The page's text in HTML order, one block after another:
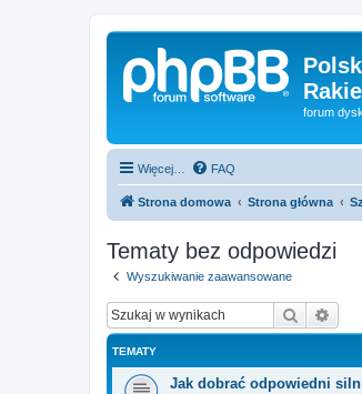
forum
Więcej… FAQ
Strona domowa Strona główna
Tematy bez odpowiedzi
Wyszukiwanie zaawansowane
Szukaj
TEMATY
Jak dobrać odpowiedni